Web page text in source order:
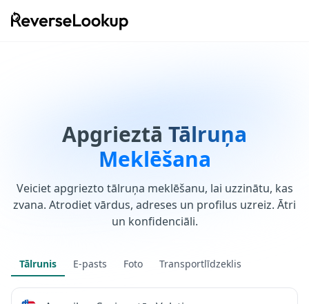
ReverseLookup
Apgrieztā Tālruņa
Meklēšana
Veiciet apgriezto tālruņa meklēšanu, lai uzzinātu, kas
zvana. Atrodiet vārdus, adreses un profilus uzreiz. Ātri
un konfidenciāli.
Tālrunis E-pasts Foto Transportlīdzeklis